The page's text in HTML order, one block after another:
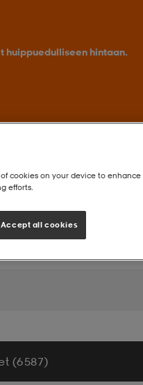
huippuedulliseen hintaan.
(6 587)
cookies on your device to enhance
efforts.
Accept all cookies